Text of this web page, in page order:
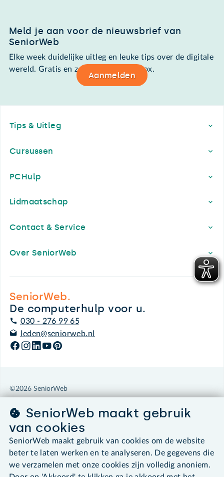
Meld je aan voor de nieuwsbrief van
SeniorWeb
Elke week duidelijke uitleg en leuke tips over de digitale
wereld. Gratis en zomaar in de mailbox.
Aanmelden
Tips & Uitleg
Cursussen
PCHulp
Lidmaatschap
Contact & Service
Over SeniorWeb
SeniorWeb.
De computerhulp voor u.
030 - 276 99 65
leden@seniorweb.nl
©2026 SeniorWeb
Algemene voorwaarden
Cookies en cookie-instellingen
Privacybeleid
About SeniorWeb
SeniorWeb maakt gebruik
van cookies
SeniorWeb maakt gebruik van cookies om de website
beter te laten werken en te analyseren. De gegevens die
we verzamelen met onze cookies zijn volledig anoniem.